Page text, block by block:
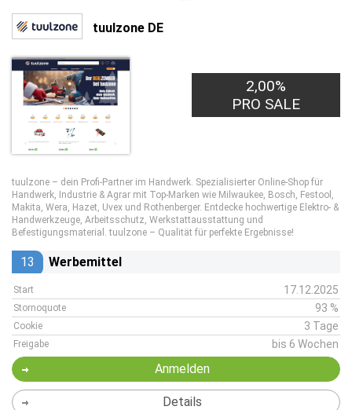
tuulzone DE
2,00%
PRO SALE
tuulzone – dein Profi-Partner im Handwerk. Spezialisierter Online-Shop für
Handwerk, Industrie & Agrar mit Top-Marken wie Milwaukee, Bosch, Festool,
Makita, Wera, Hazet, Uvex und Rothenberger. Entdecke hochwertige Elektro- &
Handwerkzeuge, Arbeitsschutz, Werkstattausstattung und
Befestigungsmaterial. tuulzone – Qualität für perfekte Ergebnisse!
13 Werbemittel
Start 17.12.2025
Stornoquote 93 %
Cookie 3 Tage
Freigabe bis 6 Wochen
Anmelden
Details